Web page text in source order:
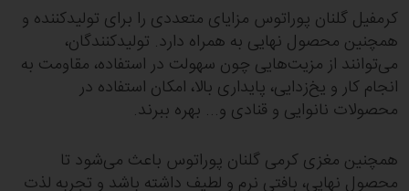
کرمفیل گلنان پوراتوس مزایای متعددی را برای تولیدکننده و
همچنین محصول نهایی به همراه دارد. تولیدکنندگان‌،
می‌توانند از مزیت‌هایی چون سهولت در استفاده، مقاومت به
انجام کار و یخ‌زدایی، پایداری بالا، امکان استفاده در
محصولات نانوایی و قنادی و... بهره ببرند.
همچنین مغزی کرمی گلنان پوراتوس باعث می‌شود تا
محصول نهایی، بافتی نرم و لطیف داشته باشد و تجربه لذت